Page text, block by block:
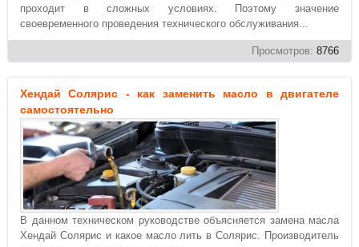
проходит в сложных условиях. Поэтому значение
своевременного проведения технического обслуживания...
Просмотров: 8766
Хендай Солярис - как заменить масло в двигателе
самостоятельно
В данном техническом руководстве объясняется замена масла
Хендай Солярис и какое масло лить в Солярис. Производитель